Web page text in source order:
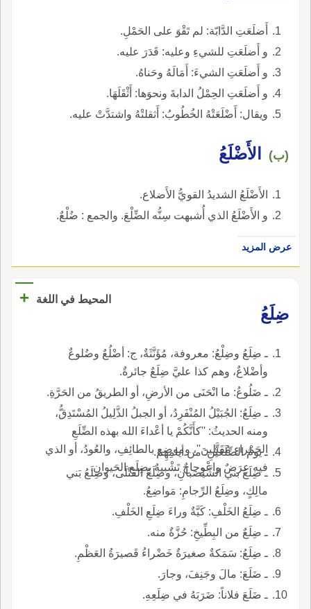
أَضلَعَتِ الدَّابّة: لم تَقْوَ على الحَمْلِ.
و أَضلَعَتِ للشيءِ وعليه: قَدَرَ عليه.
و أَضلَعَتِ الشيءَ: أَمَالَهُ وحَناهُ.
و أَضلَعَتِ الحِمْلُ الدابةَ ونحوَها: أَثْقَلَهَا.
ويقال: أَضْلَعَتْهُ الخُطُوبُ: أَثقلتْهُ واشتدَّتْ عليه.
(ب) الأَضْلَعُ
الأَضْلَعُ الشديدُ القويُّ الأَضلاع.
و الأَضْلَعُ الذي أُشبهت سِنُّه الضِّلْعَ. والجمع : ضُلْعٌ.
عرض المزيد
المحيط في اللغة
+
ضِلَعُ
ـ ضِلَعُ وضِلْعُ: معروفة، مُؤَنَّثَةٌ، ج: أضْلُعٌ وضُلوعٌ
وأضْلاعٌ، وهم كذا عليَّ ضِلَعٌ جائرةٌ.
ـ ضَلُوعُ: ما انْحَنَى من الأرضِ، أو الطريقُ من الحَرَّةِ.
ـ ضِلَعُ: الجُبَيْلُ المُنْفَرِدُ، أو الجبلُ الذَّلِيلُ المُسْتَدِقُّ،
ومنه الحديثُ: ''كأَنَّكُمْ يا أعْداءَ الله بهذه الضِّلَعِ
الحَمْراءِ مُقَتَّلِينَ''، وموضع بالطائِفِ، والعُودُ، أو الذي
فيه عِرَضٌ واعْوِجاجٌ تَشْبيهٌ بِضِلَعِ الحَيوانِ.
ـ يومُ الضِّلَعَيْنِ: من أيامِهِم.
ـ ضِلَعُ بني الشَّيْصَبانِ، وضِلَعُ القَتْلَى، وضِلَعُ بَني
مالِكٍ، وضِلَعُ الرِّجامِ: مَواضِعُ.
ـ ضِلَعُ الخَلْفِ: كَيَّةٌ وراءَ ضِلَعِ الخَلْفِ.
ـ ضِلَعٌ من البِطِّيخِ: حُزَّةٌ منه.
ـ ضِلَعُ: سَمَكةٌ صغيرَةٌ خَضْراءُ قَصيرَةُ العَظْمِ.
ـ ضَلَعَ: مالَ وجَنِفَ، وجارَ.
ـ ضَلَعَ فلاناً: ضَرَبَهُ في ضِلَعِهِ.